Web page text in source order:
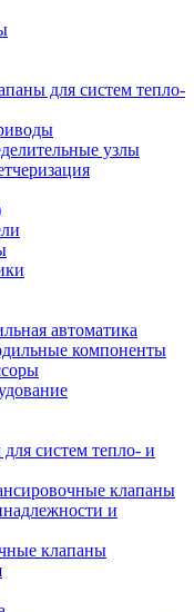
для систем тепло-
узлы
автоматика
компоненты
систем тепло- и
клапаны
и
клапаны